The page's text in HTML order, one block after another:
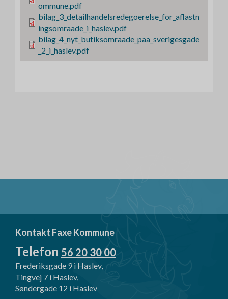
ommune.pdf
bilag_3_detailhandelsredegoerelse_for_aflastn
ingsomraade_i_haslev.pdf
l
bilag_4_nyt_butiksomraade_paa_sverigesgade
_2_i_haslev.pdf
Kontakt Faxe Kommune
Telefon 56 20 30 00
Frederiksgade 9 i Haslev,
Tingvej 7 i Haslev,
Søndergade 12 i Haslev